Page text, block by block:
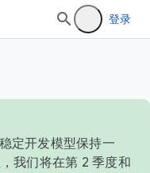
登录
定开发模型保持一
我们将在第 2 季度和